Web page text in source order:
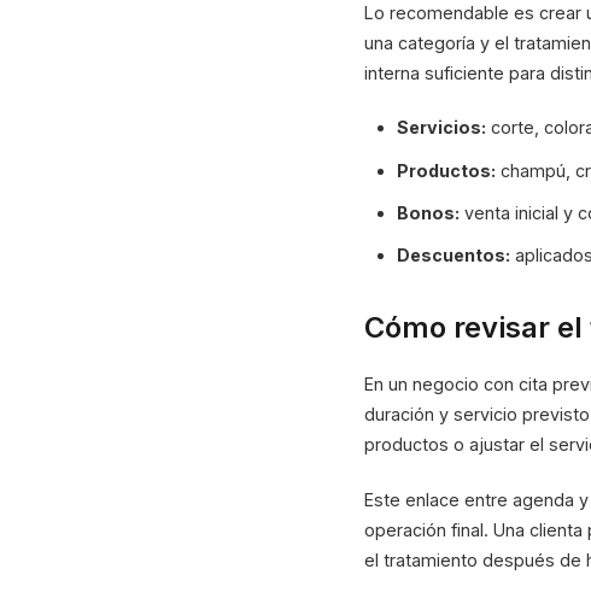
Lo recomendable es crear
una categoría y el
interna suficiente para
Servicios: corte,
Productos: champú,
Bonos: venta inicial y
Descuentos:
Cómo revisar
En un negocio con cita
duración y servicio
productos o ajustar el
Este enlace entre agenda
operación final. Una
el tratamiento después de